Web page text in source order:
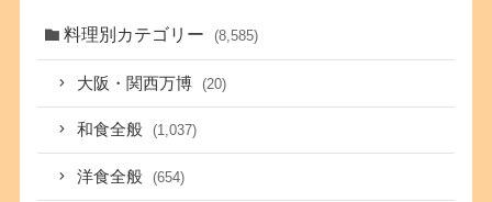
料理別カテゴリー (8,585)
大阪・関西万博 (20)
和食全般 (1,037)
洋食全般 (654)